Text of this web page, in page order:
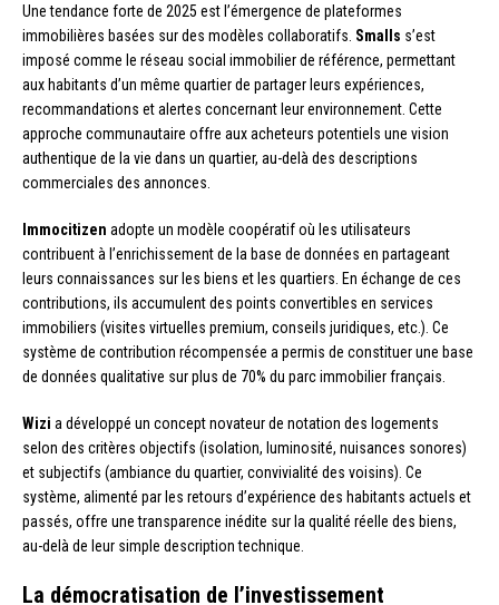
Une tendance forte de 2025 est l’émergence de plateformes
immobilières basées sur des modèles collaboratifs. Smalls s’est
imposé comme le réseau social immobilier de référence, permettant
aux habitants d’un même quartier de partager leurs expériences,
recommandations et alertes concernant leur environnement. Cette
approche communautaire offre aux acheteurs potentiels une vision
authentique de la vie dans un quartier, au-delà des descriptions
commerciales des annonces.
Immocitizen adopte un modèle coopératif où les utilisateurs
contribuent à l’enrichissement de la base de données en partageant
leurs connaissances sur les biens et les quartiers. En échange de ces
contributions, ils accumulent des points convertibles en services
immobiliers (visites virtuelles premium, conseils juridiques, etc.). Ce
système de contribution récompensée a permis de constituer une base
de données qualitative sur plus de 70% du parc immobilier français.
Wizi a développé un concept novateur de notation des logements
selon des critères objectifs (isolation, luminosité, nuisances sonores)
et subjectifs (ambiance du quartier, convivialité des voisins). Ce
système, alimenté par les retours d’expérience des habitants actuels et
passés, offre une transparence inédite sur la qualité réelle des biens,
au-delà de leur simple description technique.
La démocratisation de l’investissement